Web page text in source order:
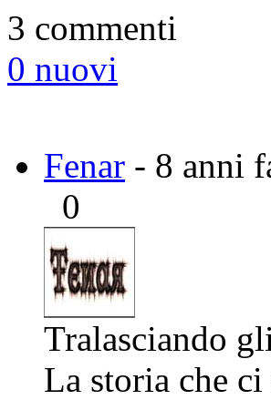
3 commenti
0 nuovi
Fenar - 8 anni
0
Tralasciando
La storia che